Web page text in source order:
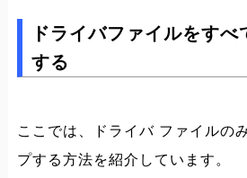
ドライバファイルをす
する
ここでは、ドライバ ファイルの
プする方法を紹介しています。